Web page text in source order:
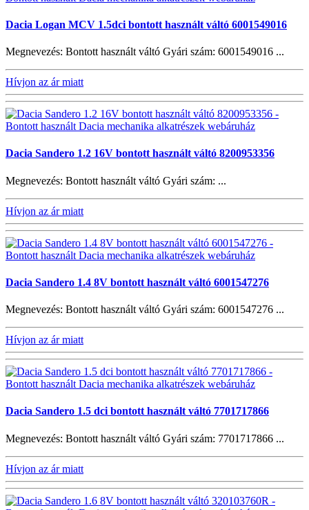
Dacia Logan MCV 1.5dci bontott használt váltó 6001549016
Megnevezés: Bontott használt váltó Gyári szám: 6001549016 ...
Hívjon az ár miatt
Dacia Sandero 1.2 16V bontott használt váltó 8200953356
Megnevezés: Bontott használt váltó Gyári szám: ...
Hívjon az ár miatt
Dacia Sandero 1.4 8V bontott használt váltó 6001547276
Megnevezés: Bontott használt váltó Gyári szám: 6001547276 ...
Hívjon az ár miatt
Dacia Sandero 1.5 dci bontott használt váltó 7701717866
Megnevezés: Bontott használt váltó Gyári szám: 7701717866 ...
Hívjon az ár miatt